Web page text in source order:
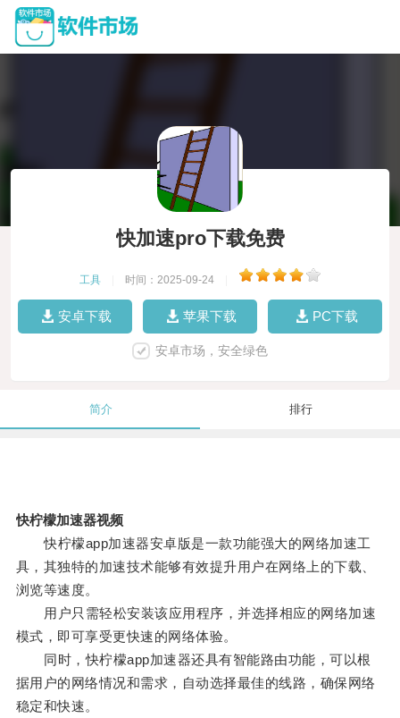
快加速pro下载免费
工具 时间：2025-09-24
安卓下载 苹果下载 PC下载
安卓市场，安全绿色
简介 排行
快柠檬加速器视频
快柠檬app加速器安卓版是一款功能强大的网络加速工
具，其独特的加速技术能够有效提升用户在网络上的下载、
浏览等速度。
用户只需轻松安装该应用程序，并选择相应的网络加速
模式，即可享受更快速的网络体验。
同时，快柠檬app加速器还具有智能路由功能，可以根
据用户的网络情况和需求，自动选择最佳的线路，确保网络
稳定和快速。